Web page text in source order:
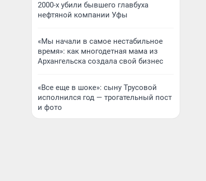
2000-х убили бывшего главбуха
нефтяной компании Уфы
«Мы начали в самое нестабильное
время»: как многодетная мама из
Архангельска создала свой бизнес
«Все еще в шоке»: сыну Трусовой
исполнился год — трогательный пост
и фото